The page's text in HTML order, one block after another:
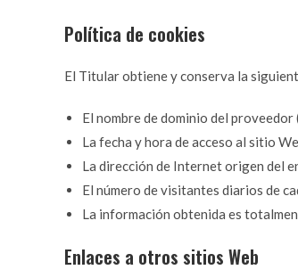
Política de cookies
El Titular obtiene y conserva la
El nombre de dominio del proveedor
La fecha y hora de acceso al sitio
La dirección de Internet origen del
El número de visitantes diarios de
La información obtenida es
Enlaces a otros sitios Web